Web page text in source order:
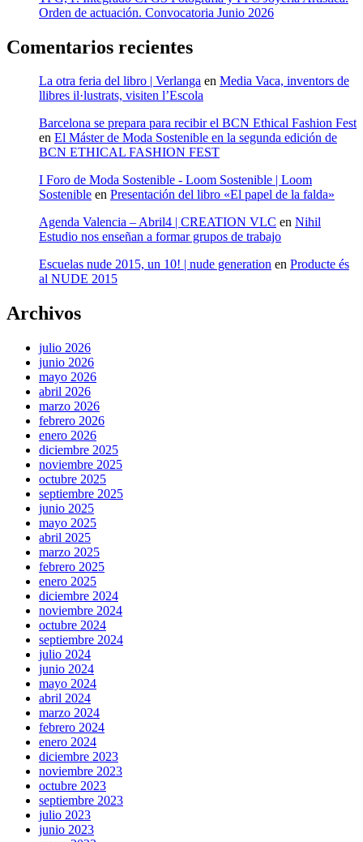
Orden de actuación. Convocatoria Junio 2026
Comentarios recientes
La otra feria del libro | Verlanga en Media Vaca, inventors de
llibres il·lustrats, visiten l’Escola
Barcelona se prepara para recibir el BCN Ethical Fashion Fest
en El Máster de Moda Sostenible en la segunda edición de
BCN ETHICAL FASHION FEST
I Foro de Moda Sostenible - Loom Sostenible | Loom
Sostenible en Presentación del libro «El papel de la falda»
Agenda Valencia – Abril4 | CREATION VLC en Nihil
Estudio nos enseñan a formar grupos de trabajo
Escuelas nude 2015, un 10! | nude generation en Producte és
al NUDE 2015
Archivos
julio 2026
junio 2026
mayo 2026
abril 2026
marzo 2026
febrero 2026
enero 2026
diciembre 2025
noviembre 2025
octubre 2025
septiembre 2025
junio 2025
mayo 2025
abril 2025
marzo 2025
febrero 2025
enero 2025
diciembre 2024
noviembre 2024
octubre 2024
septiembre 2024
julio 2024
junio 2024
mayo 2024
abril 2024
marzo 2024
febrero 2024
enero 2024
diciembre 2023
noviembre 2023
octubre 2023
septiembre 2023
julio 2023
junio 2023